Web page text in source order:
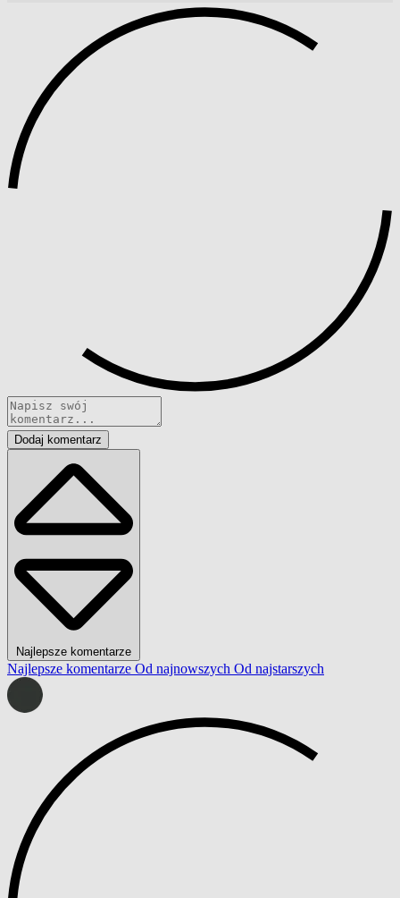
Dodaj komentarz
Najlepsze komentarze
Najlepsze komentarze Od najnowszych Od najstarszych